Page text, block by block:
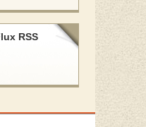
RSS